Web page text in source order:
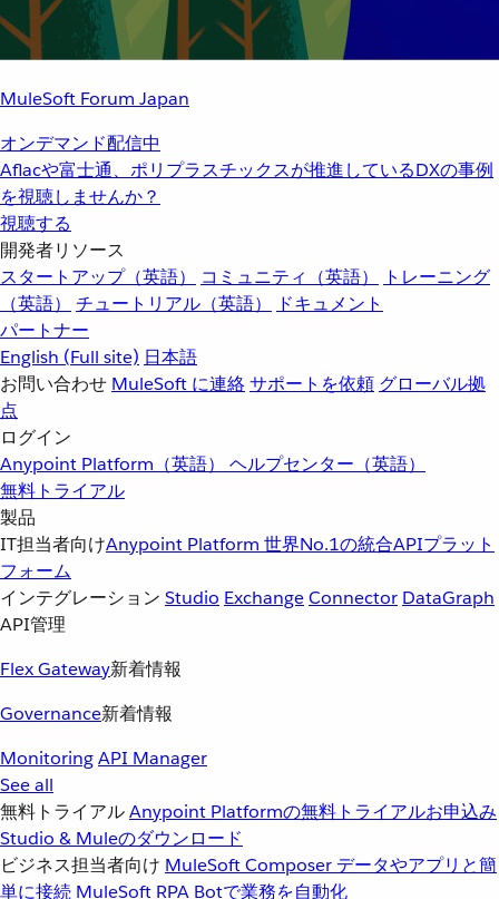
MuleSoft Forum Japan
オンデマンド配信中
Aflacや富士通、ポリプラスチックスが推進しているDXの事例
を視聴しませんか？
視聴する
開発者リソース
スタートアップ（英語）
コミュニティ（英語）
トレーニング
（英語）
チュートリアル（英語）
ドキュメント
パートナー
English (Full site) 日本語
お問い合わせ MuleSoft に連絡サポートを依頼 グローバル拠
点
ログイン
Anypoint Platform（英語） ヘルプセンター（英語）
無料トライアル
製品
IT担当者向けAnypoint Platform 世界No.1の統合APIプラット
フォーム
インテグレーション Studio ExchangeConnector DataGraph
API管理
Flex Gateway新着情報
Governance新着情報
MonitoringAPI Manager
See all
無料トライアルAnypoint Platformの無料トライアルお申込み
Studio & Muleのダウンロード
ビジネス担当者向け MuleSoft Composer データやアプリと簡
単に接続 MuleSoft RPA Botで業務を自動化